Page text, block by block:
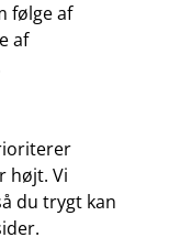
følge af
af
højt. Vi
du trygt kan